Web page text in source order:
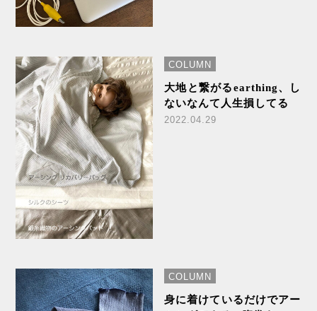
COLUMN
大地と繋がるearthing、し
ないなんて人生損してる
2022.04.29
COLUMN
身に着けているだけでアー